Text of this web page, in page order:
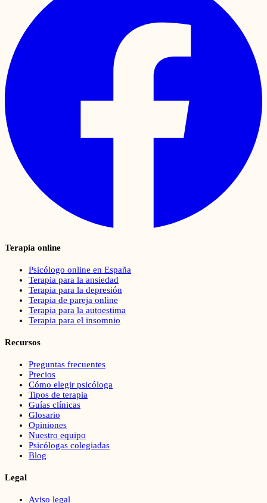
Terapia online
Psicólogo online en España
Terapia para la ansiedad
Terapia para la depresión
Terapia de pareja online
Terapia para la autoestima
Terapia para el insomnio
Recursos
Preguntas frecuentes
Precios
Cómo elegir psicóloga
Tipos de terapia
Guías clínicas
Glosario
Opiniones
Nuestro equipo
Psicólogas colegiadas
Blog
Legal
Aviso legal